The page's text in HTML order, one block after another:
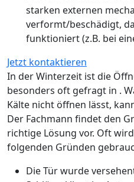
starken externen
verformt/beschädigt,
funktioniert (z.B. bei
Jetzt kontaktieren
In der Winterzeit ist die
besonders oft gefragt in .
Kälte nicht öffnen lässt,
Der Fachmann findet den
richtige Lösung vor. Oft
folgenden Gründen
Die Tür wurde